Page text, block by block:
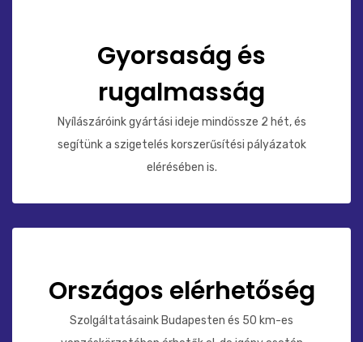
Gyorsaság és
rugalmasság
Nyílászáróink gyártási ideje mindössze 2 hét, és
segítünk a szigetelés korszerűsítési pályázatok
elérésében is.
Országos elérhetőség
Szolgáltatásaink Budapesten és 50 km-es